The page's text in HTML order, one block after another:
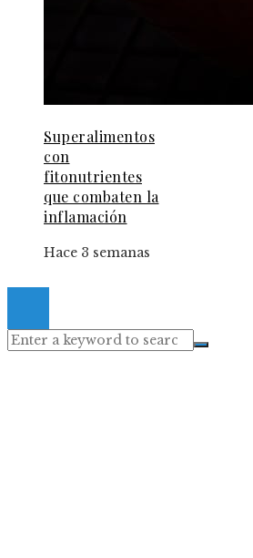
Superalimentos
con
fitonutrientes
que combaten la
inflamación
Hace 3 semanas